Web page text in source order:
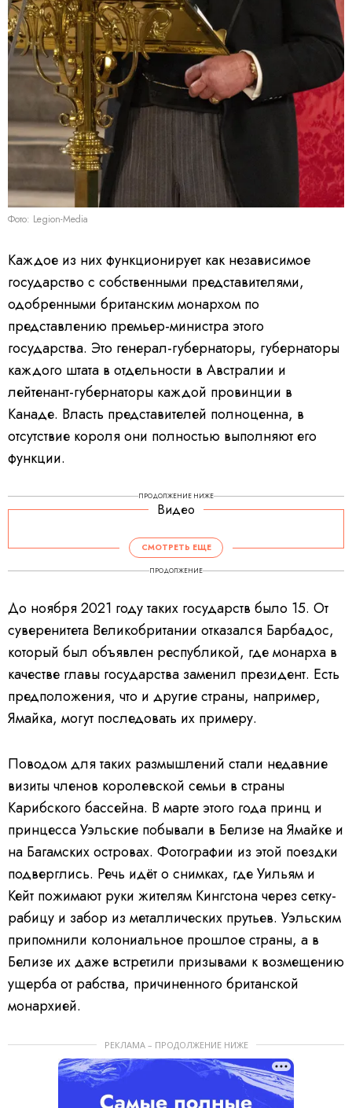
Фото: Legion-Media
Каждое из них функционирует как независимое
государство с собственными представителями,
одобренными британским монархом по
представлению премьер-министра этого
государства. Это генерал-губернаторы, губернаторы
каждого штата в отдельности в Австралии и
лейтенант-губернаторы каждой провинции в
Канаде. Власть представителей полноценна, в
отсутствие короля они полностью выполняют его
функции.
ПРОДОЛЖЕНИЕ НИЖЕ
Видео
СМОТРЕТЬ ЕЩЕ
ПРОДОЛЖЕНИЕ
До ноября 2021 году таких государств было 15. От
суверенитета Великобритании отказался Барбадос,
который был объявлен республикой, где монарха в
качестве главы государства заменил президент. Есть
предположения, что и другие страны, например,
Ямайка, могут последовать их примеру.
Поводом для таких размышлений стали недавние
визиты членов королевской семьи в страны
Карибского бассейна. В марте этого года принц и
принцесса Уэльские побывали в Белизе на Ямайке и
на Багамских островах. Фотографии из этой поездки
подверглись. Речь идёт о снимках, где Уильям и
Кейт пожимают руки жителям Кингстона через сетку-
рабицу и забор из металлических прутьев. Уэльским
припомнили колониальное прошлое страны, а в
Белизе их даже встретили призывами к возмещению
ущерба от рабства, причиненного британской
монархией.
РЕКЛАМА – ПРОДОЛЖЕНИЕ НИЖЕ